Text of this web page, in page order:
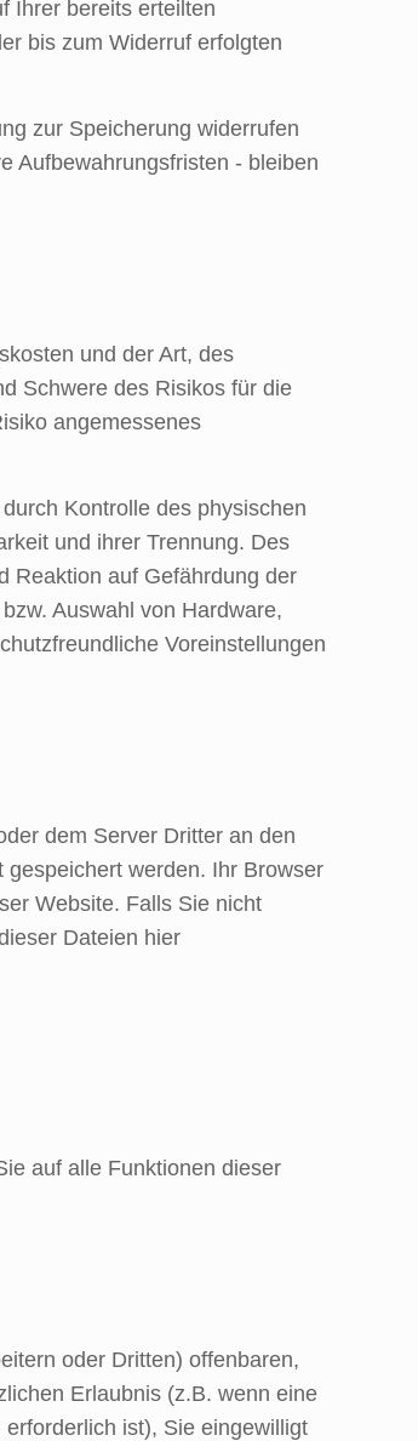
Ihrer bereits erteilten
bis zum Widerruf erfolgten
zur Speicherung widerrufen
Aufbewahrungsfristen - bleiben
und der Art, des
Schwere des Risikos für die
angemessenes
Kontrolle des physischen
und ihrer Trennung. Des
Reaktion auf Gefährdung der
Auswahl von Hardware,
Voreinstellungen
dem Server Dritter an den
werden. Ihr Browser
Website. Falls Sie nicht
Dateien hier
auf alle Funktionen dieser
oder Dritten) offenbaren,
Erlaubnis (z.B. wenn eine
ist), Sie eingewilligt